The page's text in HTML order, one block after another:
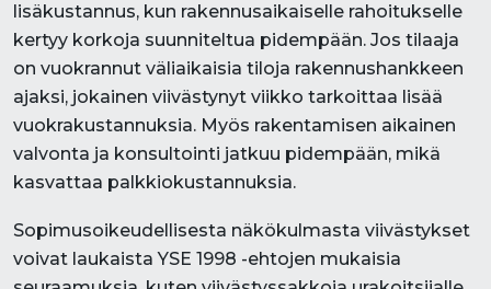
lisäkustannus, kun rakennusaikaiselle rahoitukselle
kertyy korkoja suunniteltua pidempään. Jos tilaaja
on vuokrannut väliaikaisia tiloja rakennushankkeen
ajaksi, jokainen viivästynyt viikko tarkoittaa lisää
vuokrakustannuksia. Myös rakentamisen aikainen
valvonta ja konsultointi jatkuu pidempään, mikä
kasvattaa palkkiokustannuksia.
Sopimusoikeudellisesta näkökulmasta viivästykset
voivat laukaista YSE 1998 -ehtojen mukaisia